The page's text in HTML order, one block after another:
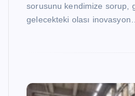
sorusunu kendimize sorup,
gelecekteki olası inovasyon…